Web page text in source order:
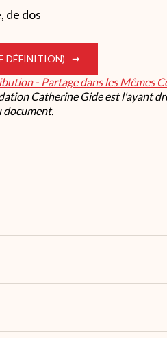
de dos
DÉFINITION)
- Partage dans les Mêmes
Catherine Gide est l'ayant
document.